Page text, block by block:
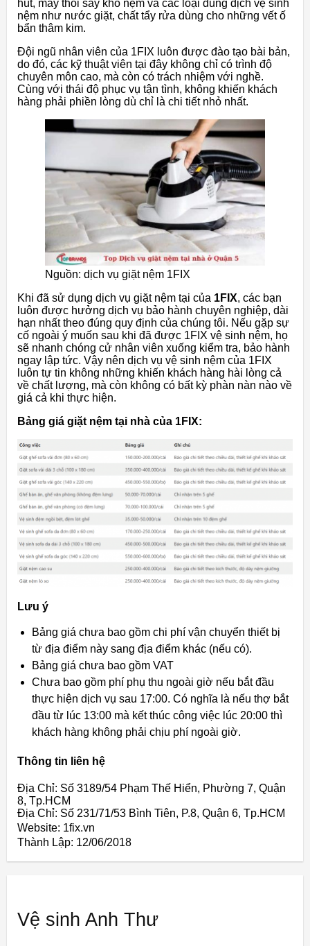
hút, máy thổi sấy khô nệm và các loại dung dịch vệ sinh
nệm như nước giặt, chất tẩy rửa dùng cho những vết ố
bẩn thâm kim.
Đội ngũ nhân viên của 1FIX luôn được đào tạo bài bản,
do đó, các kỹ thuật viên tại đây không chỉ có trình độ
chuyên môn cao, mà còn có trách nhiệm với nghề.
Cùng với thái độ phục vụ tận tình, không khiến khách
hàng phải phiền lòng dù chỉ là chi tiết nhỏ nhất.
Nguồn: dịch vụ giặt nệm 1FIX
Khi đã sử dụng dịch vụ giặt nệm tại của 1FIX, các bạn
luôn được hưởng dịch vụ bảo hành chuyên nghiệp, dài
hạn nhất theo đúng quy định của chúng tôi. Nếu gặp sự
cố ngoài ý muốn sau khi đã được 1FIX vệ sinh nệm, họ
sẽ nhanh chóng cử nhân viên xuống kiểm tra, bảo hành
ngay lập tức. Vậy nên dịch vụ vệ sinh nệm của 1FIX
luôn tự tin không những khiến khách hàng hài lòng cả
về chất lượng, mà còn không có bất kỳ phàn nàn nào về
giá cả khi thực hiện.
Bảng giá giặt nệm tại nhà của 1FIX:
Lưu ý
Bảng giá chưa bao gồm chi phí vận chuyển thiết bị
từ địa điểm này sang địa điểm khác (nếu có).
Bảng giá chưa bao gồm VAT
Chưa bao gồm phí phụ thu ngoài giờ nếu bắt đầu
thực hiện dịch vụ sau 17:00. Có nghĩa là nếu thợ bắt
đầu từ lúc 13:00 mà kết thúc công việc lúc 20:00 thì
khách hàng không phải chịu phí ngoài giờ.
Thông tin liên hệ
Địa Chỉ: Số 3189/54 Phạm Thế Hiển, Phường 7, Quận
8, Tp.HCM
Địa Chỉ: Số 231/71/53 Bình Tiên, P.8, Quận 6, Tp.HCM
Website: 1fix.vn
Thành Lập: 12/06/2018
Vệ sinh Anh Thư